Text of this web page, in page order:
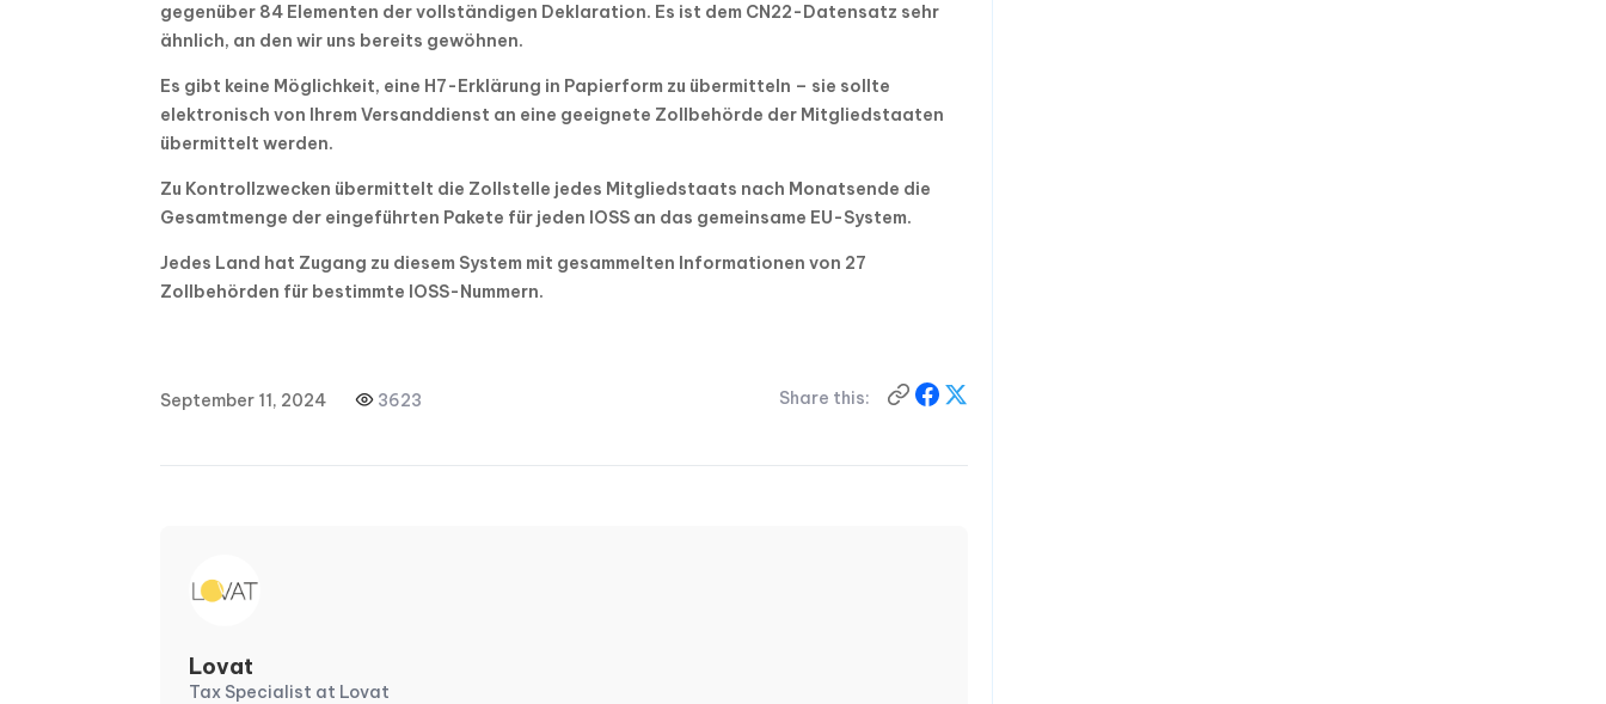
gegenüber 84 Elementen der vollständigen Deklaration. Es ist dem CN22-Datensatz sehr
ähnlich, an den wir uns bereits gewöhnen.
Es gibt keine Möglichkeit, eine H7-Erklärung in Papierform zu übermitteln – sie sollte
elektronisch von Ihrem Versanddienst an eine geeignete Zollbehörde der Mitgliedstaaten
übermittelt werden.
Zu Kontrollzwecken übermittelt die Zollstelle jedes Mitgliedstaats nach Monatsende die
Gesamtmenge der eingeführten Pakete für jeden IOSS an das gemeinsame EU-System.
Jedes Land hat Zugang zu diesem System mit gesammelten Informationen von 27
Zollbehörden für bestimmte IOSS-Nummern.
September 11, 2024 3623 Share this:
Lovat
Tax Specialist at Lovat